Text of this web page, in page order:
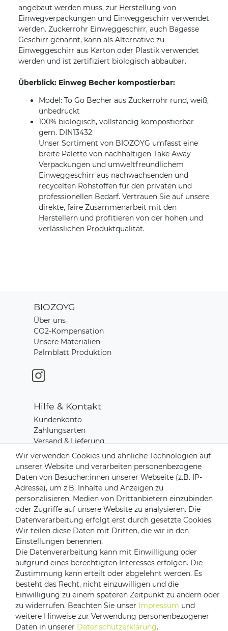
angebaut werden muss, zur Herstellung von
Einwegverpackungen und Einweggeschirr verwendet
werden. Zuckerrohr Einweggeschirr, auch Bagasse
Geschirr genannt, kann als Alternative zu
Einweggeschirr aus Karton oder Plastik verwendet
werden und ist zertifiziert biologisch abbaubar.
Überblick: Einweg Becher kompostierbar:
Model: To Go Becher aus Zuckerrohr rund, weiß,
unbedruckt
100% biologisch, vollständig kompostierbar
gem. DIN13432
Unser Sortiment von BIOZOYG umfasst eine
breite Palette von nachhaltigen Take Away
Verpackungen und umweltfreundlichem
Einweggeschirr aus nachwachsenden und
recycelten Rohstoffen für den privaten und
professionellen Bedarf. Vertrauen Sie auf unsere
direkte, faire Zusammenarbeit mit den
Herstellern und profitieren von der hohen und
verlässlichen Produktqualität.
BIOZOYG
Über uns
CO2-Kompensation
Unsere Materialien
Palmblatt Produktion
Hilfe & Kontakt
Kundenkonto
Zahlungsarten
Versand & Lieferung
Rücksendungen
Kontakt zu uns
Zahlungsanbieter
Versandpartner
Wir verwenden Cookies und ähnliche Technologien auf
unserer Website und verarbeiten personenbezogene
Daten von Besucher:innen unserer Webseite (z.B. IP-
Adresse), um z.B. Inhalte und Anzeigen zu
personalisieren, Medien von Drittanbietern einzubinden
oder Zugriffe auf unsere Website zu analysieren. Die
Datenverarbeitung erfolgt erst durch gesetzte Cookies.
Wir teilen diese Daten mit Dritten, die wir in den
Einstellungen benennen.
Die Datenverarbeitung kann mit Einwilligung oder
aufgrund eines berechtigten Interesses erfolgen. Die
Zustimmung kann erteilt oder abgelehnt werden. Es
besteht das Recht, nicht einzuwilligen und die
Einwilligung zu einem späteren Zeitpunkt zu ändern oder
zu widerrufen. Beachten Sie unser Impressum und
weitere Hinweise zur Verwendung personenbezogener
Daten in unserer Daten­schutz­erklärung.